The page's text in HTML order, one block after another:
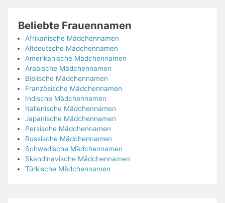
Beliebte Frauennamen
Afrikanische Mädchennamen
Altdeutsche Mädchennamen
Amerikanische Mädchennamen
Arabische Mädchennamen
Biblische Mädchennamen
Französische Mädchennamen
Indische Mädchennamen
Italienische Mädchennamen
Japanische Mädchennamen
Persische Mädchennamen
Russische Mädchennamen
Schwedische Mädchennamen
Skandinavische Mädchennamen
Türkische Mädchennamen